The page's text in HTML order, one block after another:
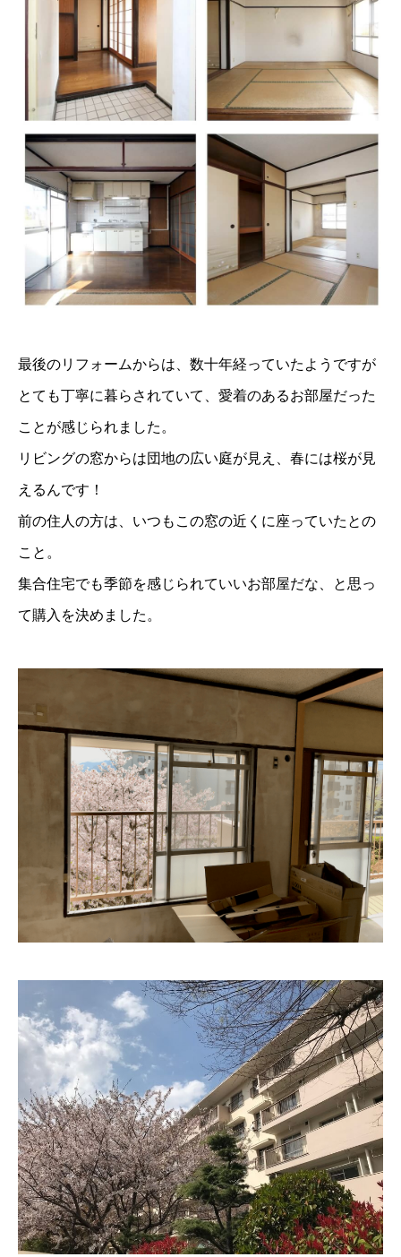
最後のリフォームからは、数十年経っていたようですが
とても丁寧に暮らされていて、愛着のあるお部屋だった
ことが感じられました。
リビングの窓からは団地の広い庭が見え、春には桜が見
えるんです！
前の住人の方は、いつもこの窓の近くに座っていたとの
こと。
集合住宅でも季節を感じられていいお部屋だな、と思っ
て購入を決めました。